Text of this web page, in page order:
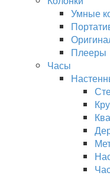
Умные
Плееры
Часы